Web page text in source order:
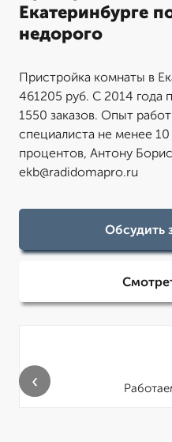
Екатеринбурге
недорого
Пристройка комнаты в
461205 руб. С 2014 года
1550 заказов. Опыт
специалиста не менее 10
процентов, Антону
ekb@radidomapro.ru
Обсудить
‹